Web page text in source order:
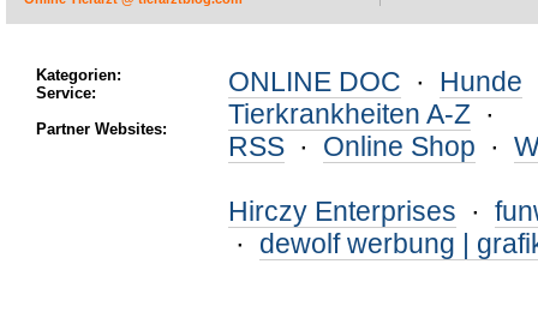
Kategorien:
Service:
Partner Websites:
ONLINE DOC · Hunde
Tierkrankheiten A-Z ·
RSS · Online Shop ·
Hirczy Enterprises ·
· dewolf werbung |